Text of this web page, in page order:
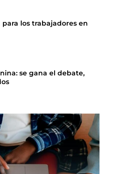
los trabajadores en
se gana el debate,